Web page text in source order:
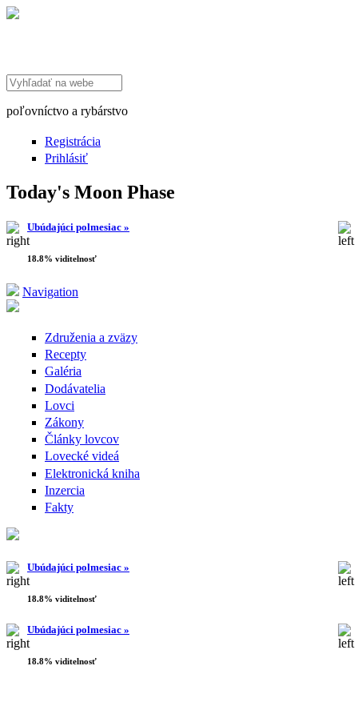
Search this site
poľovníctvo a rybárstvo
Registrácia
Prihlásiť
Today's Moon Phase
Ubúdajúci polmesiac »
18.8% viditelnosť
Navigation
Združenia a zväzy
Recepty
Galéria
Dodávatelia
Lovci
Zákony
Články lovcov
Lovecké videá
Elektronická kniha
Inzercia
Fakty
Ubúdajúci polmesiac »
18.8% viditelnosť
Ubúdajúci polmesiac »
18.8% viditelnosť